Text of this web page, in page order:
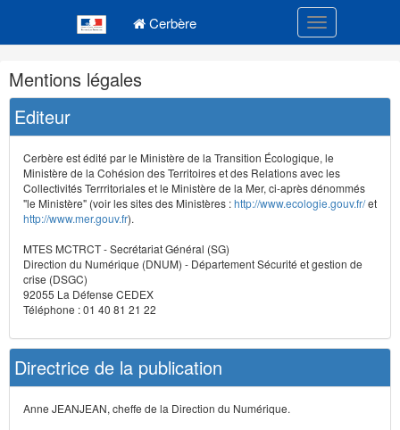
Cerbère Toggle
Navigation
et
outils
annexes
Mentions légales
Editeur
Cerbère est édité par le Ministère de la Transition Écologique, le
Ministère de la Cohésion des Territoires et des Relations avec les
Collectivités Terrritoriales et le Ministère de la Mer, ci-après dénommés
"le Ministère" (voir les sites des Ministères :http://www.ecologie.gouv.fr/et
http://www.mer.gouv.fr).
MTES MCTRCT - Secrétariat Général (SG)
Direction du Numérique (DNUM) - Département Sécurité et gestion de
crise (DSGC)
92055 La Défense CEDEX
Téléphone : 01 40 81 21 22
Directrice de la publication
Anne JEANJEAN, cheffe de la Direction du Numérique.